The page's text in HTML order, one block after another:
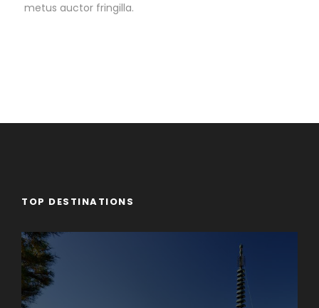
metus auctor fringilla.
TOP DESTINATIONS